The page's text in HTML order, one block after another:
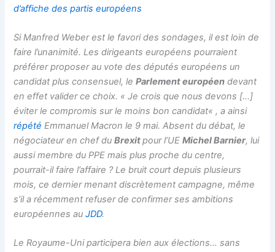
d’affiche des partis européens
Si Manfred Weber est le favori des sondages, il est loin de
faire l’unanimité. Les dirigeants européens pourraient
préférer proposer au vote des députés européens un
candidat plus consensuel, leParlement européen devant
en effet valider ce choix. «Je crois que nous devons […]
éviter le compromis sur le moins bon candidat« , a ainsi
répété Emmanuel Macron le 9 mai. Absent du débat, le
négociateur en chef duBrexitpour l’UEMichel Barnier, lui
aussi membre du PPE mais plus proche du centre,
pourrait-il faire l’affaire ? Le bruit court depuis plusieurs
mois, ce dernier menant discrètement campagne, même
s’il a récemment refuser de confirmer ses ambitions
européennes auJDD.
Le Royaume-Uni participera bien aux élections… sans